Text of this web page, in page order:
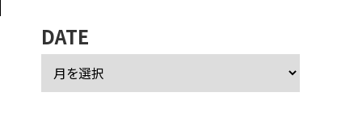
DATE
ー